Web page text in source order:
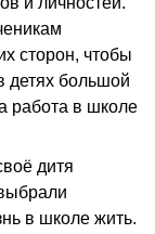
сторон, чтобы
детях большой
работа в школе
дитя
в школе жить.